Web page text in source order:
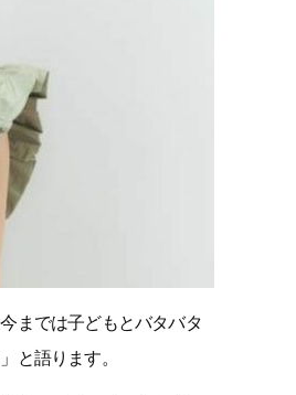
までは子どもとバタバタ
と語ります。